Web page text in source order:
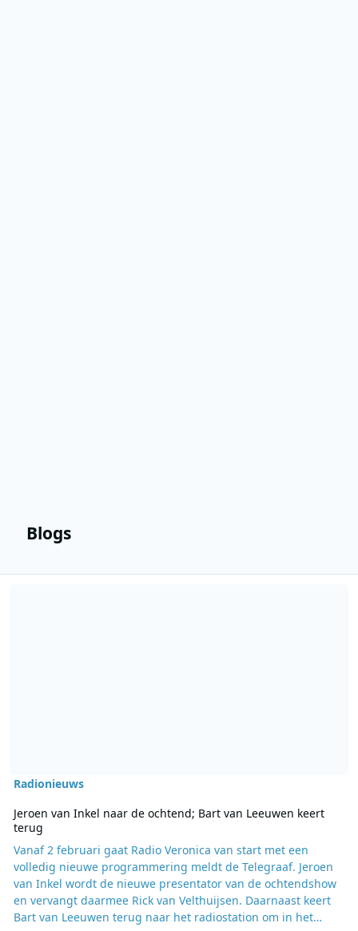
Blogs
Radionieuws
Jeroen van Inkel naar de ochtend; Bart van Leeuwen keert
terug
Vanaf 2 februari gaat Radio Veronica van start met een
volledig nieuwe programmering meldt de Telegraaf. Jeroen
van Inkel wordt de nieuwe presentator van de ochtendshow
en vervangt daarmee Rick van Velthuijsen. Daarnaast keert
Bart van Leeuwen terug naar het radiostation om in het